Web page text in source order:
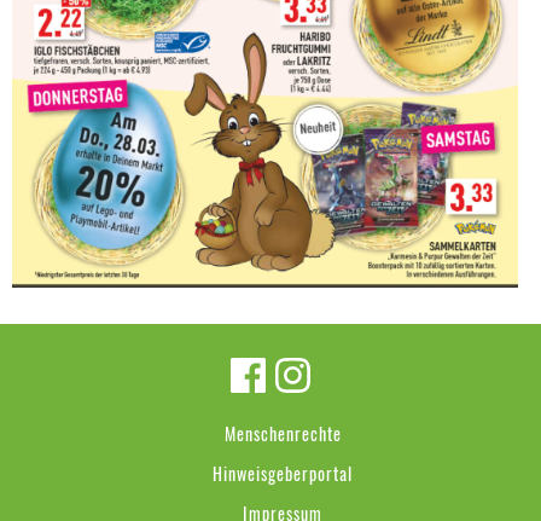
Menschenrechte
Hinweisgeberportal
Impressum